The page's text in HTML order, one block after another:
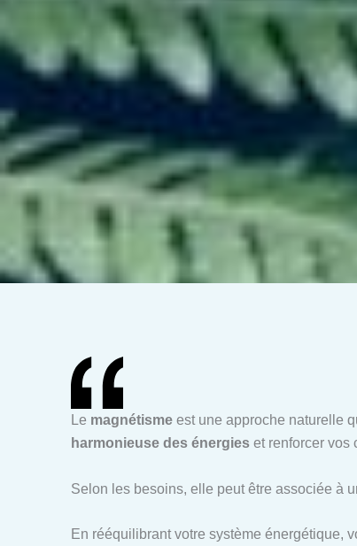
Le magnétisme est une approche naturelle
harmonieuse des énergies et renforcer vos
Selon les besoins, elle peut être associée à
En rééquilibrant votre système énergétique,